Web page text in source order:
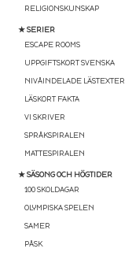
RELIGIONSKUNSKAP
★ SERIER
ESCAPE ROOMS
UPPGIFTSKORT SVENSKA
NIVÅINDELADE LÄSTEXTER
LÄSKORT FAKTA
VI SKRIVER
SPRÅKSPIRALEN
MATTESPIRALEN
★ SÄSONG OCH HÖGTIDER
100 SKOLDAGAR
OLYMPISKA SPELEN
SAMER
PÅSK